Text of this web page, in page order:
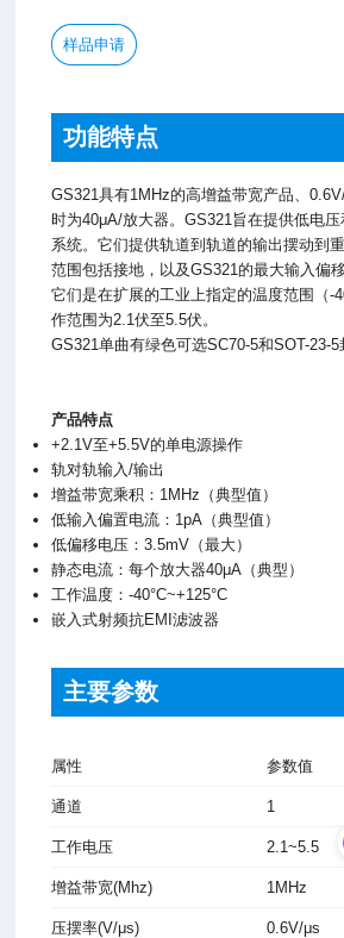
样品申请
功能特点
GS321具有1MHz的高增益带宽产品、
时为40μA/放大器。GS321旨在提供低电
系统。它们提供轨道到轨道的输出摆动到
范围包括接地，以及GS321的最大输入偏
它们是在扩展的工业上指定的温度范围（
作范围为2.1伏至5.5伏。
GS321单曲有绿色可选SC70-5和SOT-23-5
产品特点
+2.1V至+5.5V的单电源操作
轨对轨输入/输出
增益带宽乘积：1MHz（典型值）
低输入偏置电流：1pA（典型值）
低偏移电压：3.5mV（最大）
静态电流：每个放大器40μA（典型）
工作温度：-40°C~+125°C
嵌入式射频抗EMI滤波器
主要参数
属性 参数值
通道 1
工作电压 2.1~5.5
增益带宽(Mhz) 1MHz
压摆率(V/μs) 0.6V/μs